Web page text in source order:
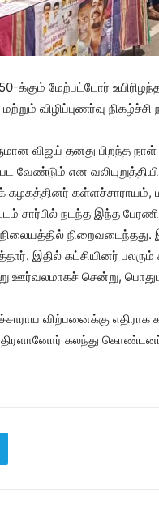
50-க்கும் மேற்பட்டோர்
விழிப்புணர்வு
விஜய் தனது பிறந்த
வேண்டும் என
கள்ளச்சாராயம்,
சார்பில் நடந்த இந்த
நிறைவடைந்தது.
இதில் கட்சியினர்
ஊர்வலமாகச் சென்று,
விற்பனைக்கு
திரளானோர் கலந்து